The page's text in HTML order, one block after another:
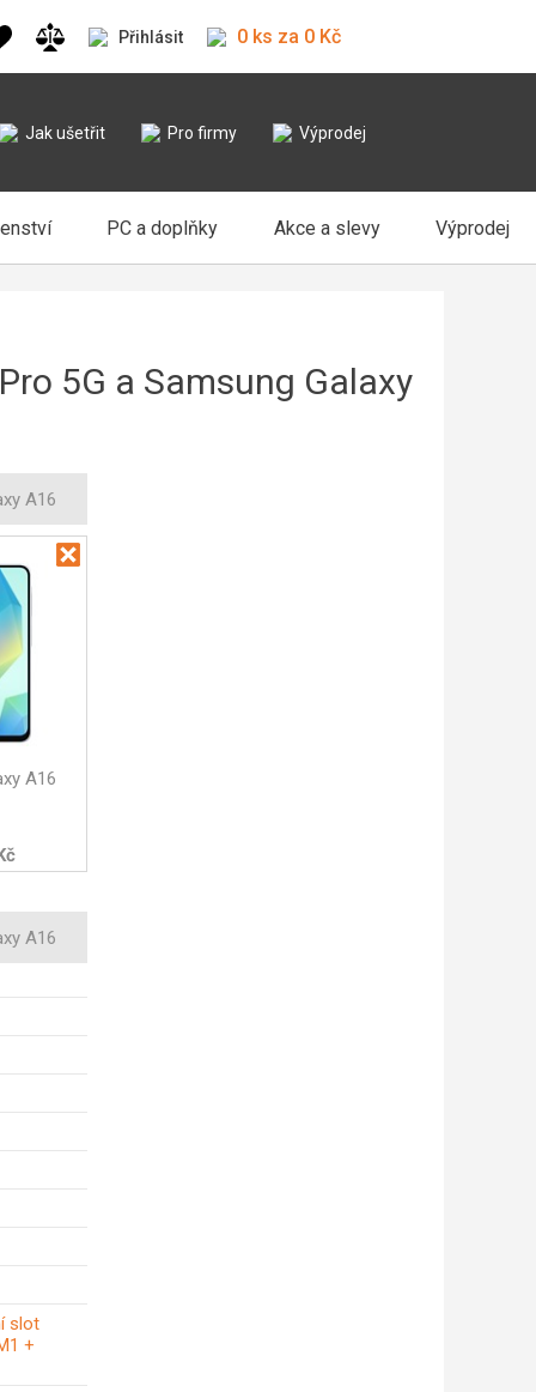
Přihlásit 0 ks za 0 Kč
Jak ušetřit Pro firmy Výprodej
PC a doplňky Akce a slevy Výprodej
5G a Samsung Galaxy
A16
A16
A16
slot
+